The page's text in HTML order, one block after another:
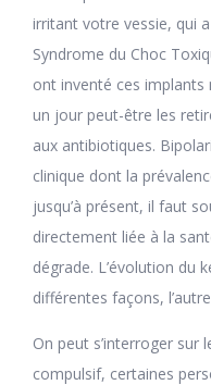
irritant votre vessie, qui
Syndrome du Choc
ont inventé ces implants
un jour peut-être les
aux antibiotiques.
clinique dont la
jusqu’à présent, il faut
directement liée à la
dégrade. L’évolution du
différentes façons,
On peut s’interroger sur
compulsif, certaines